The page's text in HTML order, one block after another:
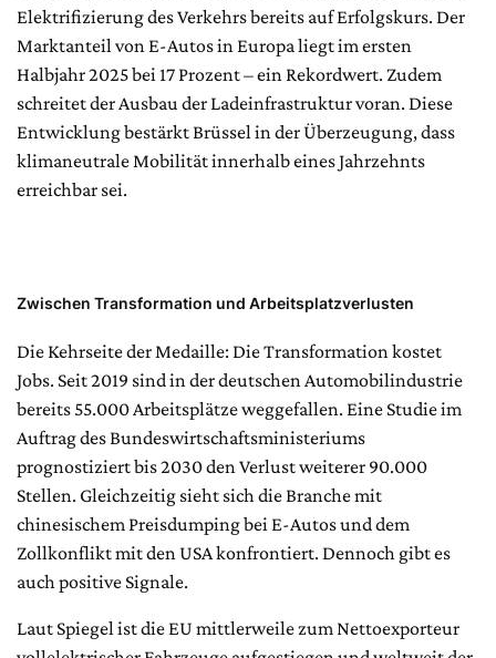
Elektrifizierung des Verkehrs bereits auf Erfolgskurs. Der
Marktanteil von E-Autos in Europa liegt im ersten
Halbjahr 2025 bei 17 Prozent – ein Rekordwert. Zudem
schreitet der Ausbau der Ladeinfrastruktur voran. Diese
Entwicklung bestärkt Brüssel in der Überzeugung, dass
klimaneutrale Mobilität innerhalb eines Jahrzehnts
erreichbar sei.
Zwischen Transformation und Arbeitsplatzverlusten
Die Kehrseite der Medaille: Die Transformation kostet
Jobs. Seit 2019 sind in der deutschen Automobilindustrie
bereits 55.000 Arbeitsplätze weggefallen. Eine Studie im
Auftrag des Bundeswirtschaftsministeriums
prognostiziert bis 2030 den Verlust weiterer 90.000
Stellen. Gleichzeitig sieht sich die Branche mit
chinesischem Preisdumping bei E-Autos und dem
Zollkonflikt mit den USA konfrontiert. Dennoch gibt es
auch positive Signale.
Laut Spiegel ist die EU mittlerweile zum Nettoexporteur